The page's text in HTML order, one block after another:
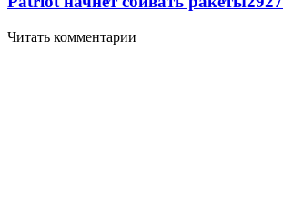
Читать комментарии